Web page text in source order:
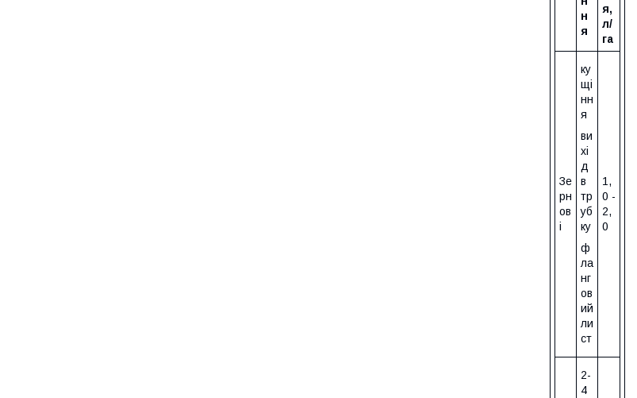
н
я
я,
л/
га
Зе
рн
ов
і
ку
щі
нн
я
ви
хі
д
в
тр
уб
ку
ф
ла
нг
ов
ий
ли
ст
1,
0 -
2,
0
2-
4